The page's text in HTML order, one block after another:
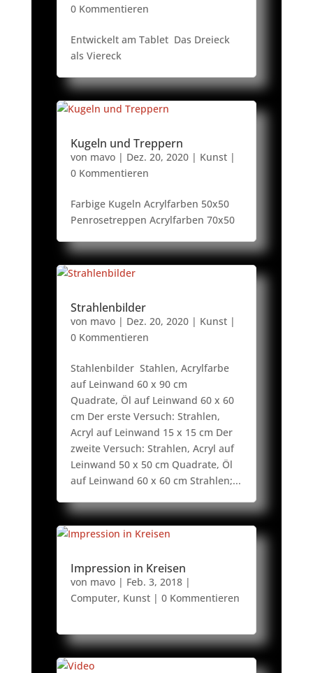
0 Kommentieren
Entwickelt am Tablet Das Dreieck
als Viereck
Kugeln und Treppern
von mavo| Dez. 20, 2020| Kunst|
0 Kommentieren
Farbige Kugeln Acrylfarben 50x50
Penrosetreppen Acrylfarben 70x50
Strahlenbilder
von mavo| Dez. 20, 2020| Kunst|
0 Kommentieren
Stahlenbilder Stahlen, Acrylfarbe
auf Leinwand 60 x 90 cm
Quadrate, Öl auf Leinwand 60 x 60
cm Der erste Versuch: Strahlen,
Acryl auf Leinwand 15 x 15 cm Der
zweite Versuch: Strahlen, Acryl auf
Leinwand 50 x 50 cm Quadrate, Öl
auf Leinwand 60 x 60 cm Strahlen;...
Impression in Kreisen
von mavo| Feb. 3, 2018|
Computer, Kunst| 0 Kommentieren